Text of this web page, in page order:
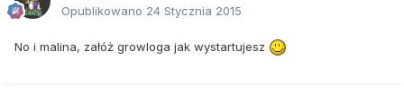
Opublikowano 24 Stycznia 2015
No i malina, załóż growloga jak wystartujesz